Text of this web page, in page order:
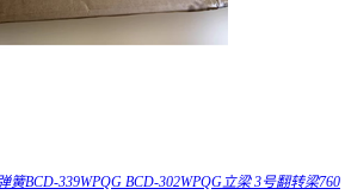
BCD-339WPQG BCD-302WPQG立梁 3号翻转梁760